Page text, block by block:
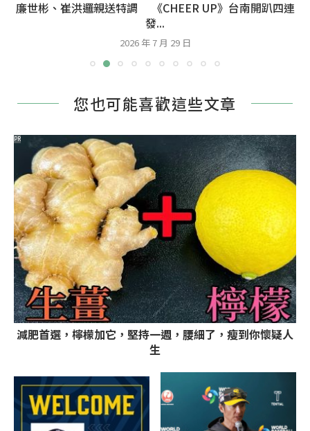
廉世彬、崔洪邏親送特調 《CHEER UP》台南開趴四連
發...
2026 年 7 月 29 日
您也可能喜歡這些文章
減肥首選，檸檬加它，堅持一週，腰細了，瘦到你懷疑人
生
PR